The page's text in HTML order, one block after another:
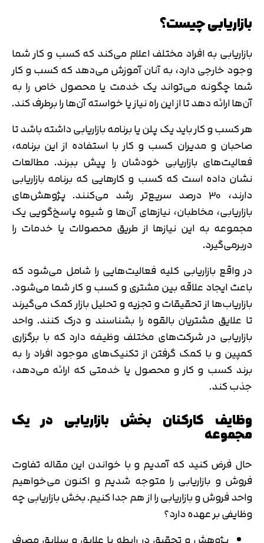
بازاریابی چیست؟
بازاریابی به افراد مختلف اعلام می‌کند که کسب و کار شما
وجود خارجی دارد، به آنان آموزش می‌‎دهد که کسب و کار
شما چگونه می‌تواند یک خدمت یا محصول خاص را به
آن‌ها ارائه دهد تا از این راه نیاز یا خواسته‌ آن‌ها را برطرف کند.
هر کسب و کار باید یک پلن یا برنامه بازاریابی داشته باشد تا
صاحبان و مدیران کسب و کار با استفاده از این برنامه،
فعالیت‌های بازاریابی خودشان را پیش ببرند. مطالعات
نشان داده است که کسب و کارهایی که برنامه بازاریابی
دارند، 30 درصد سریع‌تر رشد می‌کنند. پژوهش‌های
بازاریابی، مخاطبان، نیازهای آن‌ها و شیوه پاسخ‌گویی یک
مجموعه به این نیازها از طریق محصولات یا خدمات را
دربرمی‌‎گیرد.
در واقع بازاریابی کلیه فعالیت‌هایی را شامل می‌شود که
باعث ایجاد علاقه بین مشتری و کسب و کار شما می‌شود.
بازاریاب‌ها از تحقیقات و تجزیه و تحلیل بازار کمک می‌گیرند
تا علایق مشتریان بالقوه را بشناسند و درک کنند. واحد
بازاریابی در شرکت‌های مختلف وظیفه دارد که با برگزاری
کمپین و با کمک گرفتن از تکنیک‌های موجود افراد را به
برند کسب و کار و محصول یا خدمتی که ارائه می‌دهد،
جذب کند.
وظایف کارکنان بخش بازاریابی در یک
مجموعه
حال فرض کنید که آمدیم و با خواندن این مقاله تفاوت
فروش و بازاریابی را متوجه شدیم و اکنون می‌خواهیم
واحد فروش و بازاریابی را از هم جدا کنیم. بخش بازاریابی چه
وظایفی بر عهده دارد؟